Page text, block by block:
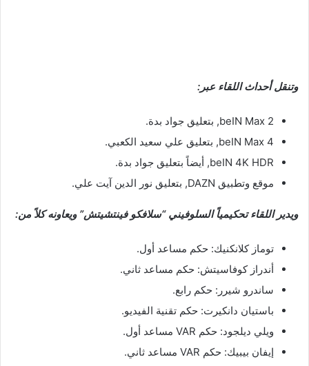
وتنقل أحداث اللقاء عبر:
beIN Max 2, بتعليق جواد بدة.
beIN Max 4, بتعليق علي سعيد الكعبي.
beIN 4K HDR, أيضاً بتعليق جواد بدة.
موقع وتطبيق DAZN, بتعليق نور الدين آيت علي.
ويدير اللقاء تحكيمياً السلوفيني “سلافكو فينتشيتش” ويعاونه كلاً من:
توماز كلانكنيك: حكم مساعد أول.
أندراز كوفاسيتش: حكم مساعد ثاني.
ساندرو شيرر: حكم رابع.
باستيان دانكيرت: حكم تقنية الفيديو.
ويلي ديلجود: حكم VAR مساعد أول.
إيفان بيبيك: حكم VAR مساعد ثاني.